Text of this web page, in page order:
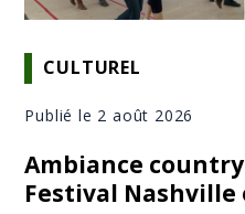
CULTUREL
Publié le 2 août 2026
Ambiance
Festival Nashville